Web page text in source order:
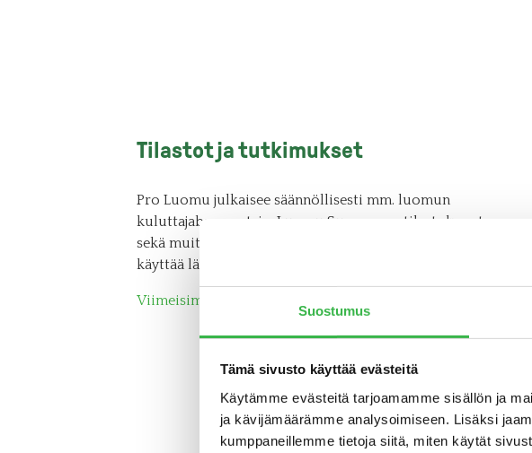
Suostumus
Tämä sivusto käyttää evästeitä
Käytämme evästeitä tarjoamamme sisällön ja
ja kävijämäärämme analysoimiseen. Lisäksi
kumppaneillemme tietoja siitä, miten käytät
Tilastot ja tutkimukset
Pro Luomu julkaisee säännöllisesti mm. luomun
kuluttajabarometrin, Luomu Suomessa -tilastokoosteen
sekä muita tilastoja ja tutkimuksia, joita media saa
käyttää lähde mainiten.
Viimeisimmät tilastot ja tutkimukset